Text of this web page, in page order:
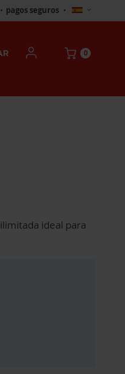
• pagos seguros •
Seleccionar
tienda
0
ideal para